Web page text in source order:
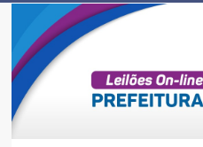
content
Leilões
Divulgação
dos
leilões
realizados
pela